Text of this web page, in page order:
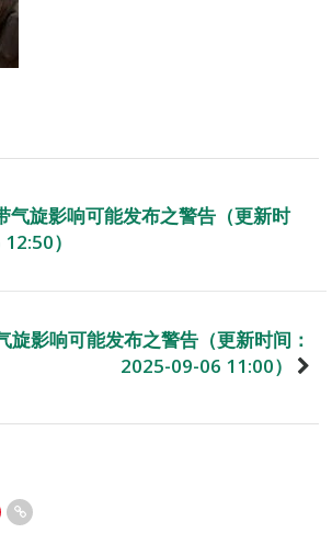
气旋影响可能发布之警告（更新时
）
旋影响可能发布之警告（更新时间：
2025-09-06 11:00）